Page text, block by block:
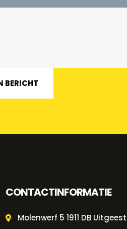
BERICHT
CONTACTINFORMATIE
Molenwerf 5 1911 DB Uitgeest